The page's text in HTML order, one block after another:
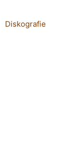
Diskografie